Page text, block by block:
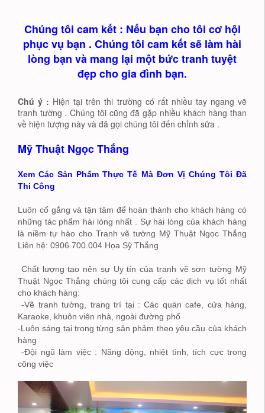
Chúng tôi cam kết : Nếu bạn cho tôi cơ hội
phục vụ bạn . Chúng tôi cam kết sẽ làm hài
lòng bạn và mang lại một bức tranh tuyệt
đẹp cho gia đình bạn.
Chú ý : Hiện tại trên thi trường có rất nhiều tay ngang vẽ
tranh tường . Chúng tôi cũng đã gặp nhiều khách hàng than
về hiện tượng này và đã gọi chúng tôi đến chỉnh sữa .
Mỹ Thuật Ngọc Thắng
Xem Các Sản Phẩm Thực Tế Mà Đơn Vị Chúng Tôi Đã
Thi Công
Luôn cố gắng và tận tâm để hoàn thành cho khách hàng có
những tác phẩm hài lòng nhất . Sự hài lòng của khách hàng
là niềm tự hào cho Tranh vẽ tường Mỹ Thuật Ngọc Thắng
Liên hệ: 0906.700.004 Họa Sỹ Thắng
Chất lượng tạo nên sự Uy tín của tranh vẽ sơn tường Mỹ
Thuật Ngọc Thắng chúng tôi cung cấp các dịch vụ tốt nhất
cho khách hàng:
-Vẽ tranh tường, trang trí tại : Các quán cafe, cửa hàng,
Karaoke, khuôn viên nhà, ngoài đường phố
-Luôn sáng tại trong từng sản phảm theo yêu cầu của khách
hàng
-Đội ngũ làm việc : Năng động, nhiệt tình, tích cực trong
công việc